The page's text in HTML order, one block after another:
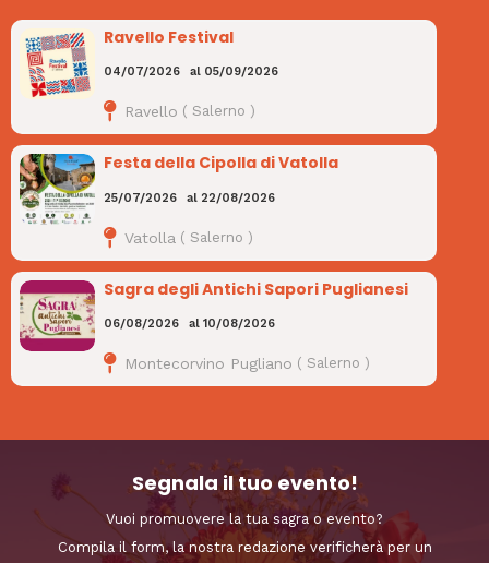
Ravello Festival
04/07/2026 al 05/09/2026
Ravello ( Salerno )
Festa della Cipolla di Vatolla
25/07/2026 al 22/08/2026
Vatolla ( Salerno )
Sagra degli Antichi Sapori Puglianesi
06/08/2026 al 10/08/2026
Montecorvino Pugliano ( Salerno )
Segnala il tuo evento!
Vuoi promuovere la tua sagra o evento?
Compila il form, la nostra redazione verificherà per un